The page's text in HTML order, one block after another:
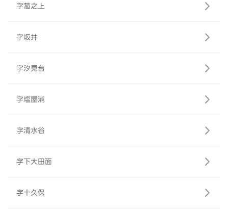
字菰之上
字坂井
字汐見台
字塩屋浦
字清水谷
字下大田面
字十久保